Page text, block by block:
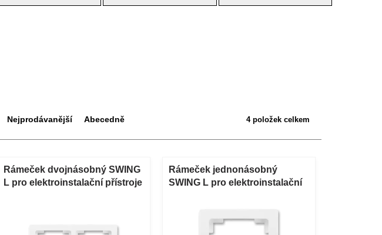
Nejprodávanější Abecedně 4položek celkem
Rámeček dvojnásobný SWING
L pro elektroinstalační přístroje
Rámeček jednonásobný
SWING L pro elektroinstalační